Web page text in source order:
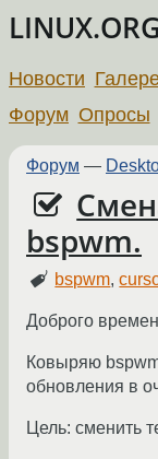
Новости
Форум Опросы
Форум —
bspwm.
bspwm,
Доброго
Ковыряю
обновления в
Цель: сменить